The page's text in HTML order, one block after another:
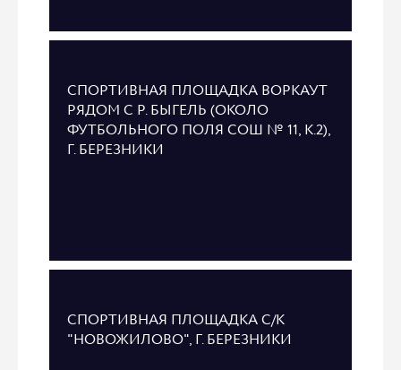
СПОРТИВНАЯ ПЛОЩАДКА ВОРКАУТ
РЯДОМ С Р. БЫГЕЛЬ (ОКОЛО
ФУТБОЛЬНОГО ПОЛЯ СОШ № 11, К.2),
Г. БЕРЕЗНИКИ
СПОРТИВНАЯ ПЛОЩАДКА С/К
"НОВОЖИЛОВО", Г. БЕРЕЗНИКИ